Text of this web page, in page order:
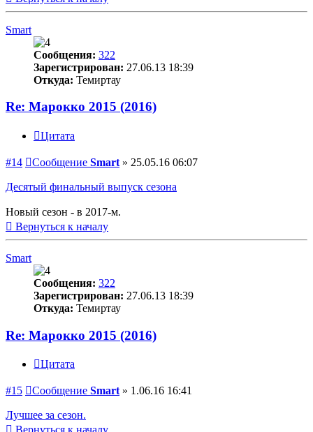
Smart
Сообщения: 322
Зарегистрирован: 27.06.13 18:39
Откуда: Темиртау
Re: Марокко 2015 (2016)
Цитата
#14 Сообщение Smart » 25.05.16 06:07
Десятый финальный выпуск сезона
Новый сезон - в 2017-м.
Вернуться к началу
Smart
Сообщения: 322
Зарегистрирован: 27.06.13 18:39
Откуда: Темиртау
Re: Марокко 2015 (2016)
Цитата
#15 Сообщение Smart» 1.06.16 16:41
Лучшее за сезон.